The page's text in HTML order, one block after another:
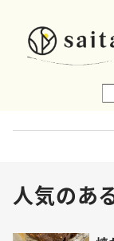
人気のあ